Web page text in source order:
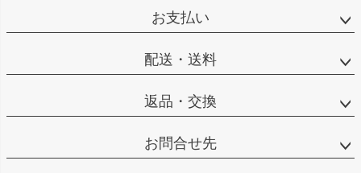
お支払い
配送・送料
返品・交換
お問合せ先